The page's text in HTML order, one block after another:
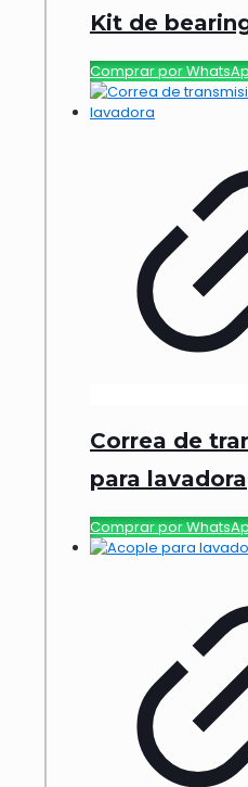
Kit de
Comprar por
Correa de
para lavadora
Comprar por